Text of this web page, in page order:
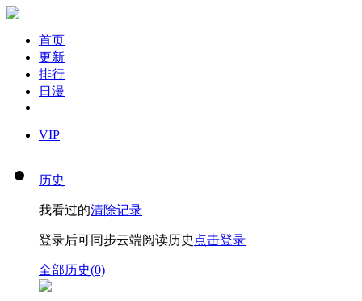
首页
更新
排行
日漫
VIP
历史
我看过的清除记录
登录后可同步云端阅读历史 点击登录
全部历史(0)